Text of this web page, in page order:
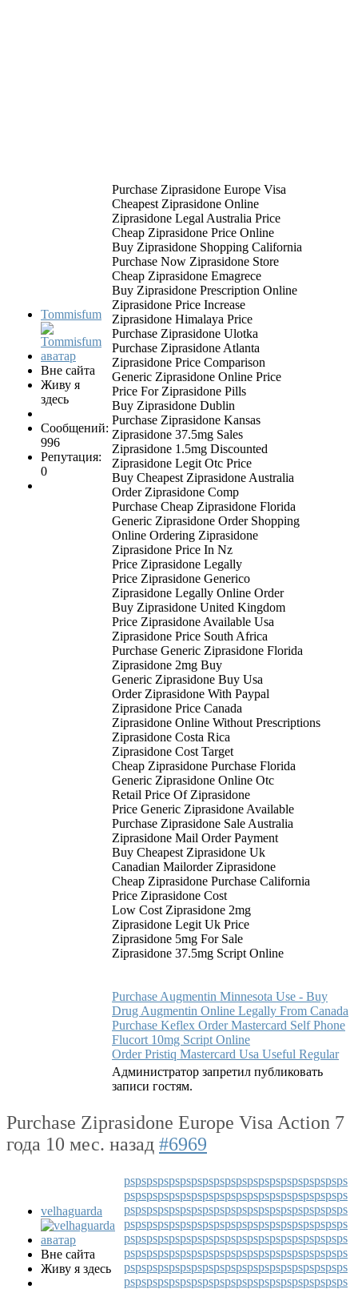
Tommisfum
Вне сайта
Живу я
здесь
Сообщений:
996
Репутация:
0
Purchase Ziprasidone Europe Visa
Cheapest Ziprasidone Online
Ziprasidone Legal Australia Price
Cheap Ziprasidone Price Online
Buy Ziprasidone Shopping California
Purchase Now Ziprasidone Store
Cheap Ziprasidone Emagrece
Buy Ziprasidone Prescription Online
Ziprasidone Price Increase
Ziprasidone Himalaya Price
Purchase Ziprasidone Ulotka
Purchase Ziprasidone Atlanta
Ziprasidone Price Comparison
Generic Ziprasidone Online Price
Price For Ziprasidone Pills
Buy Ziprasidone Dublin
Purchase Ziprasidone Kansas
Ziprasidone 37.5mg Sales
Ziprasidone 1.5mg Discounted
Ziprasidone Legit Otc Price
Buy Cheapest Ziprasidone Australia
Order Ziprasidone Comp
Purchase Cheap Ziprasidone Florida
Generic Ziprasidone Order Shopping
Online Ordering Ziprasidone
Ziprasidone Price In Nz
Price Ziprasidone Legally
Price Ziprasidone Generico
Ziprasidone Legally Online Order
Buy Ziprasidone United Kingdom
Price Ziprasidone Available Usa
Ziprasidone Price South Africa
Purchase Generic Ziprasidone Florida
Ziprasidone 2mg Buy
Generic Ziprasidone Buy Usa
Order Ziprasidone With Paypal
Ziprasidone Price Canada
Ziprasidone Online Without Prescriptions
Ziprasidone Costa Rica
Ziprasidone Cost Target
Cheap Ziprasidone Purchase Florida
Generic Ziprasidone Online Otc
Retail Price Of Ziprasidone
Price Generic Ziprasidone Available
Purchase Ziprasidone Sale Australia
Ziprasidone Mail Order Payment
Buy Cheapest Ziprasidone Uk
Canadian Mailorder Ziprasidone
Cheap Ziprasidone Purchase California
Price Ziprasidone Cost
Low Cost Ziprasidone 2mg
Ziprasidone Legit Uk Price
Ziprasidone 5mg For Sale
Ziprasidone 37.5mg Script Online
Purchase Augmentin Minnesota Use - Buy
Drug Augmentin Online Legally From Canada
Purchase Keflex Order Mastercard Self Phone
Flucort 10mg Script Online
Order Pristiq Mastercard Usa Useful Regular
Администратор запретил публиковать
записи гостям.
Purchase Ziprasidone Europe Visa Action 7
года 10 мес. назад #6969
velhaguarda
Вне сайта
Живу я здесь
pspspspspspspspspspspspspspspspspspspsps
pspspspspspspspspspspspspspspspspspspsps
pspspspspspspspspspspspspspspspspspspsps
pspspspspspspspspspspspspspspspspspspsps
pspspspspspspspspspspspspspspspspspspsps
pspspspspspspspspspspspspspspspspspspsps
pspspspspspspspspspspspspspspspspspspsps
pspspspspspspspspspspspspspspspspspspsps